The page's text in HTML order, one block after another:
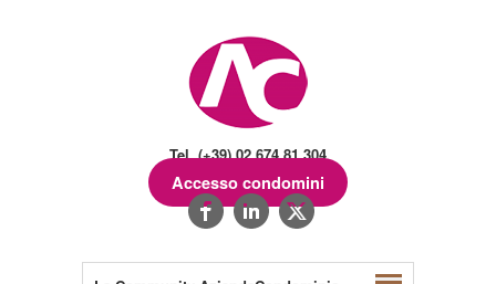
Tel. (+39) 02.674.81.304
Accesso condomini